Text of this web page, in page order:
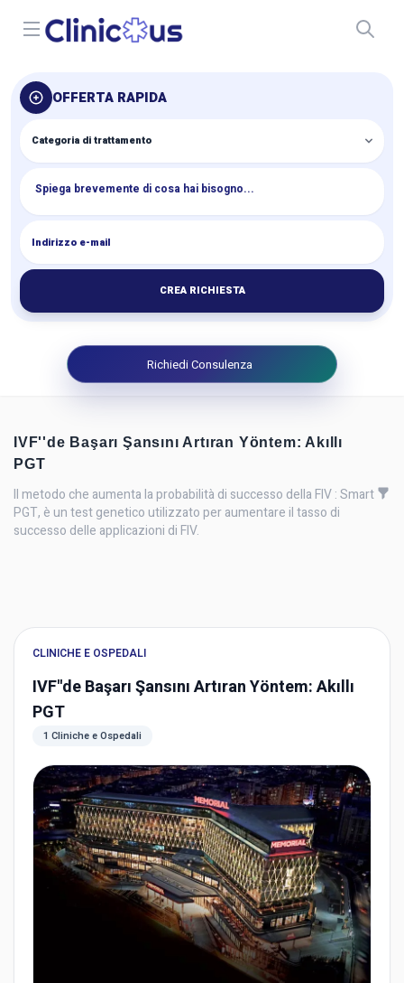
Open menu
OFFERTA RAPIDA
CREA RICHIESTA
Richiedi Consulenza
IVF''de Başarı Şansını Artıran Yöntem: Akıllı
PGT
Il metodo che aumenta la probabilità di successo della FIV : Smart
PGT, è un test genetico utilizzato per aumentare il tasso di
successo delle applicazioni di FIV.
CLINICHE E OSPEDALI
IVF''de Başarı Şansını Artıran Yöntem: Akıllı
PGT
1 Cliniche e Ospedali